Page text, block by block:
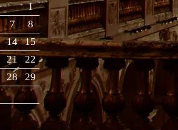
1
7
8
14
15
21
22
28
29